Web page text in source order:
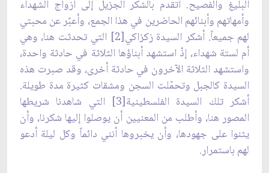
البليغ والفصيح. أتقدم بالشكر الجزيل إلى أزواج الشهداء
وأمهاتهم وأبنائهم الحاضرين في هذا الجمع، وأعبّر عن محبتي
لهم جميعاً. أشكر السيدة زكزاكي[2] التي تحدثت هنا، وهي
أم لستة شهداء، إذْ استشهد أبناؤها الثلاثة في حادثة واحدة،
واستشهد الثلاثة الآخرون في حادثة أخرى، وقد صبرت هذه
السيدة كالجبل وتحمّلت السجن ومشقات كثيرة مدة طويلة.
أشكر تلك السيدة الفلسطينية[3] التي شاهدنا شريطها
المصور هنا، وأطلب من المعنيين أن يوصلوا إليها شكرنا، وأن
يثنوا على جهودها، وأن يخبروها أنني دائماً وكل ليلة أدعو
لهم باستمرار.